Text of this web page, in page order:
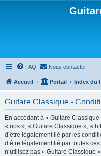
FAQ Nous contacter
Accueil Portail Index du
Guitare Classique -
En accédant à « Guitare
« nos », « Guitare Classique », «
d’être légalement lié par les
d’être légalement lié par toutes
n’utilisez pas « Guitare Classique